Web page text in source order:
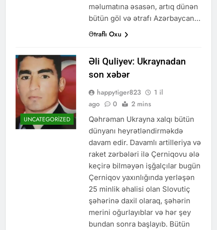
məlumatına əsasən, artıq dünən
bütün göl və ətrafı Azərbaycan…
Ətraflı Oxu
UNCATEGORIZED
Əli Quliyev: Ukraynadan
son xəbər
happytiger823
1 il
ago
0 2 mins
Qəhrəman Ukrayna xalqı bütün
dünyanı heyrətləndirməkdə
davam edir. Davamlı artilleriya və
raket zərbələri ilə Çerniqovu ələ
keçirə bilməyən işğalçılar bugün
Çerniqov yaxınlığında yerləşən
25 minlik əhalisi olan Slovutiç
şəhərinə daxil olaraq, şəhərin
merini oğurlayıblar və hər şey
bundan sonra başlayıb. Bütün